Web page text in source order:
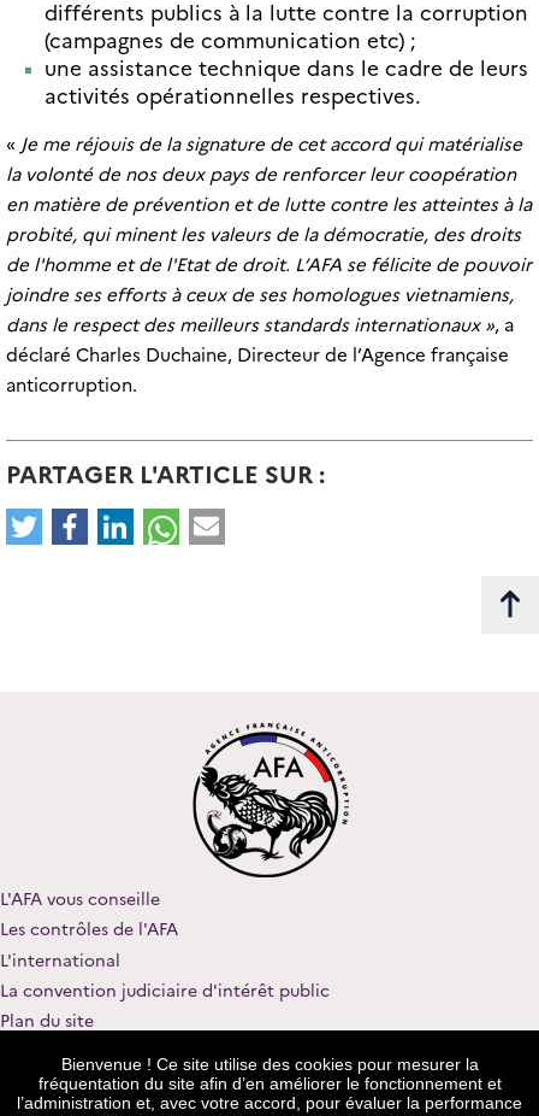
Bienvenue ! Ce site utilise des cookies pour mesurer la
fréquentation du site afin d’en améliorer le fonctionnement et
l’administration et, avec votre accord, pour évaluer la performance
différents publics à la lutte contre la corruption
(campagnes de communication etc) ;
une assistance technique dans le cadre de leurs
activités opérationnelles respectives.
« Je me réjouis de la signature de cet accord qui matérialise
la volonté de nos deux pays de renforcer leur coopération
en matière de prévention et de lutte contre les atteintes à la
probité, qui minent les valeurs de la démocratie, des droits
de l'homme et de l'Etat de droit. L’AFA se félicite de pouvoir
joindre ses efforts à ceux de ses homologues vietnamiens,
dans le respect des meilleurs standards internationaux », a
déclaré Charles Duchaine, Directeur de l’Agence française
anticorruption.
PARTAGER L'ARTICLE SUR :
L'AFA vous conseille
Les contrôles de l'AFA
L'international
La convention judiciaire d'intérêt public
Plan du site
Rejoindre notre équipe